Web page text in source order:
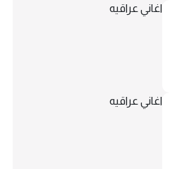
اغاني عراقيه
اغاني عراقيه